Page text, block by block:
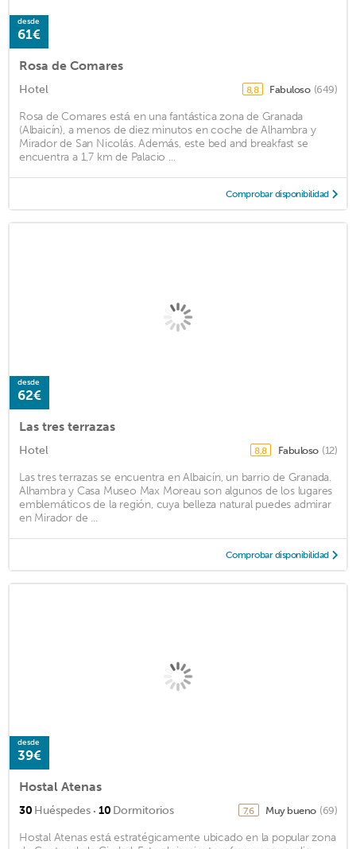
desde
61€
Rosa de Comares
Hotel 8,8 Fabuloso (649)
Rosa de Comares está en una fantástica zona de Granada
(Albaicín), a menos de diez minutos en coche de Alhambra y
Mirador de San Nicolás. Además, este bed and breakfast se
encuentra a 1,7 km de Palacio ...
Comprobar disponibilidad
desde
62€
Las tres terrazas
Hotel 8,8 Fabuloso (12)
Las tres terrazas se encuentra en Albaicín, un barrio de Granada.
Alhambra y Casa Museo Max Moreau son algunos de los lugares
emblemáticos de la región, cuya belleza natural puedes admirar
en Mirador de ...
Comprobar disponibilidad
desde
39€
Hostal Atenas
30 Huéspedes · 10 Dormitorios 7,6 Muy bueno (69)
Hostal Atenas está estratégicamente ubicado en la popular zona